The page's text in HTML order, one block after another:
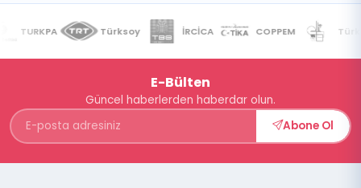
TURKPA Türksoy İRCİCA COPPEM
E-Bülten
Güncel haberlerden haberdar olun.
Abone Ol